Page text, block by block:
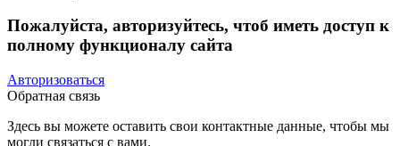
Пожалуйста, авторизуйтесь, чтоб иметь доступ к
полному функционалу сайта
Авторизоваться
Обратная связь
Здесь вы можете оставить свои контактные данные, чтобы мы
могли связаться с вами.